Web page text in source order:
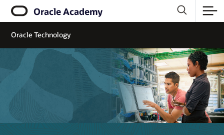
Oracle Academy
Oracle Technology